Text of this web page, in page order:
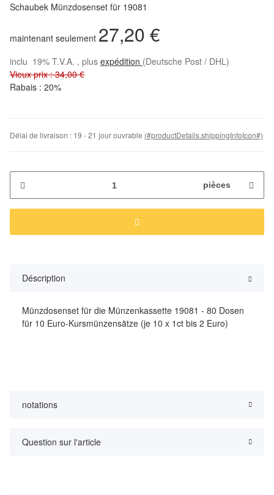
Schaubek Münzdosenset für 19081
maintenant seulement 27,20 €
inclu 19% T.V.A. , plus expédition (Deutsche Post / DHL)
Vieux prix : 34,00 €
Rabais : 20%
Délai de livraison : 19 - 21 jour ouvrable (#productDetails.shippingInfoIcon#)
pièces
Déscription
Münzdosenset für die Münzenkassette 19081 - 80 Dosen
für 10 Euro-Kursmünzensätze (je 10 x 1ct bis 2 Euro)
notations
Question sur l'article